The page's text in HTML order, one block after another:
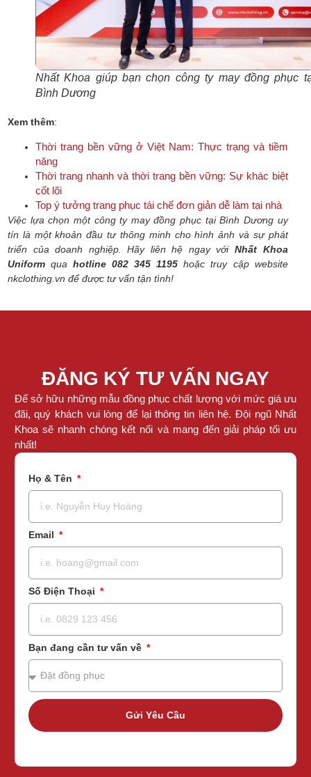
Nhất Khoa giúp bạn chọn công ty may đồng phục
Bình Dương
Xem thêm:
Thời trang bền vững ở Việt Nam: Thực trạng và tiềm
năng
Thời trang nhanh và thời trang bền vững: Sự khác biệt
cốt lõi
Top ý tưởng trang phục tái chế đơn giản dễ làm tại nhà
Việc lựa chọn một công ty may đồng phục tại Bình Dương uy
tín là một khoản đầu tư thông minh cho hình ảnh và sự phát
triển của doanh nghiệp.Hãy liên hệ ngay vớiNhất Khoa
Uniform qua hotline 082 345 1195 hoặc truy cập website
nkclothing.vn để được tư vấn tận tình!
ĐĂNG KÝ TƯ VẤN NGAY
Để sở hữu những mẫu đồng phục chất lượng với mức giá ưu
đãi, quý khách vui lòng để lại thông tin liên hệ. Đội ngũ Nhất
Khoa sẽ nhanh chóng kết nối và mang đến giải pháp tối ưu
nhất!
Họ & Tên
Email
Số Điện Thoại
Bạn đang cần tư vấn về
Gửi Yêu Cầu